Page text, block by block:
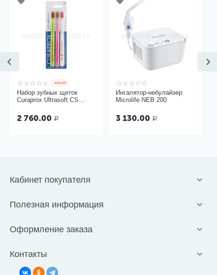
AКЦИЯ
Набор зубных щеток
Curaprox Ultrasoft CS
2 760.00 Р
Ингалятор-небулайзер
Microlife NEB 200
3 130.00 Р
Кабинет покупателя
Полезная информация
Оформление заказа
Контакты